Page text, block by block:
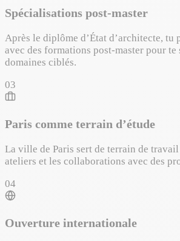
Spécialisations post-master
Après le diplôme d’État d’architecte, tu
avec des formations post-master pour te
domaines ciblés.
03
Paris comme terrain d’étude
La ville de Paris sert de terrain de
ateliers et les collaborations avec des
04
Ouverture internationale